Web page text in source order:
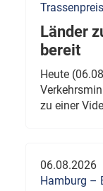
Länder
bereit
Heute
zu einer
06.08.2026
Hamburg –